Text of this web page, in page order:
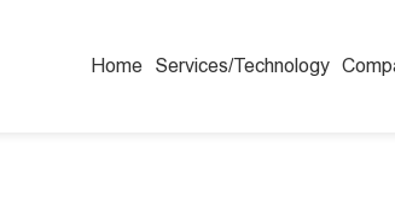
Home Services/Technology